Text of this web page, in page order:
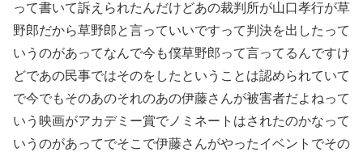
って書いて訴えられたんだけどあの裁判所が山口孝行が草
野郎だから草野郎と言っていいですって判決を出したって
いうのがあってなんで今も僕草野郎って言ってるんですけ
どであの民事ではそのをしたということは認められていて
で今でもそのあのそれのあの伊藤さんが被害者だよねって
いう映画がアカデミー賞でノミネートはされたのかなって
いうのがあってでそこで伊藤さんがやったイベントでその